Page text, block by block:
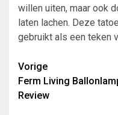
willen uiten, maar ook
laten lachen. Deze
gebruikt als een teken
Bericht
navigatie
Vorige
Ferm Living
Review